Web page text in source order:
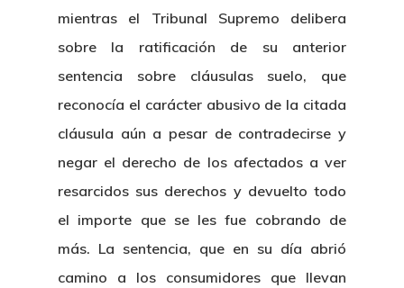
mientras el Tribunal Supremo delibera
sobre la ratificación de su anterior
sentencia sobre cláusulas suelo, que
reconocía el carácter abusivo de la citada
cláusula aún a pesar de contradecirse y
negar el derecho de los afectados a ver
resarcidos sus derechos y devuelto todo
el importe que se les fue cobrando de
más. La sentencia, que en su día abrió
camino a los consumidores que llevan